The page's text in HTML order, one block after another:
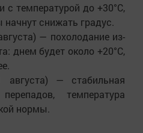
температурой до +30°C,
начнут снижать градус.
— похолодание из-
днем будет около +20°C,
августа) — стабильная
температура
нормы.